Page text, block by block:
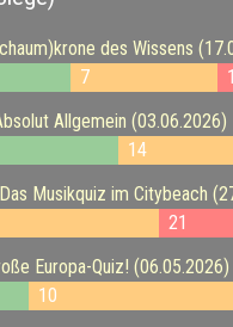
des Wissens
7
Allgemein (03.06.2026)
14
Musikquiz im Citybeach
21
Europa-Quiz! (06.05.2026)
10